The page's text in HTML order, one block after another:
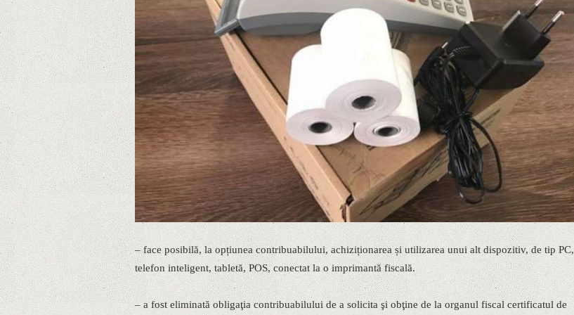
– face posibilă, la opțiunea contribuabilului, achiziționarea și utilizarea unui alt dispozitiv, de tip PC,
telefon inteligent, tabletă, POS, conectat la o imprimantă fiscală.
– a fost eliminată obligaţia contribuabilului de a solicita şi obţine de la organul fiscal certificatul de